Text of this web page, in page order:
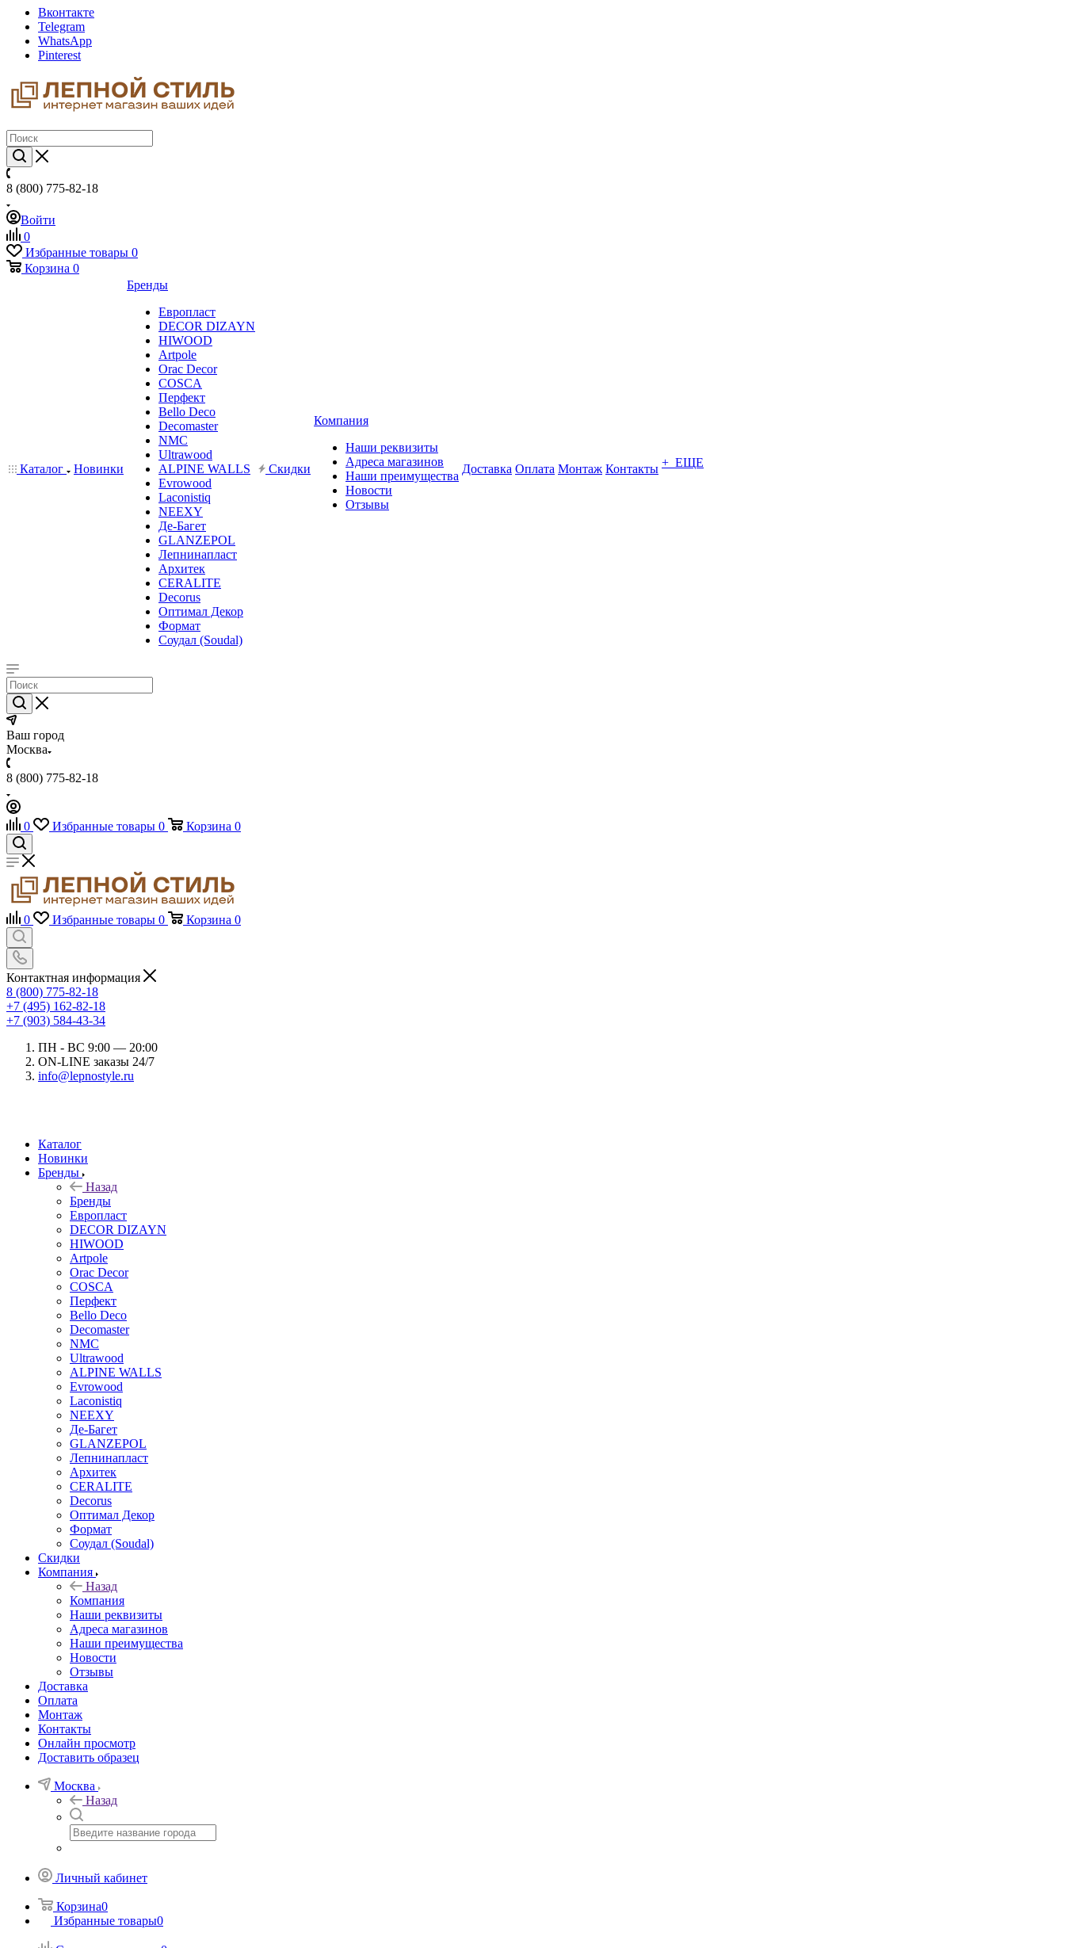
Вконтакте
Telegram
WhatsApp
Pinterest
8 (800) 775-82-18
Войти
0
Избранные товары 0
Корзина 0
Каталог Новинки
Бренды
Европласт
DECOR DIZAYN
HIWOOD
Artpole
Orac Decor
COSCA
Перфект
Bello Deco
Decomaster
NMС
Ultrawood
ALPINE WALLS
Evrowood
Laconistiq
NEEXY
Де-Багет
GLANZEPOL
Лепнинапласт
Архитек
CERALITE
Decorus
Оптимал Декор
Формат
Соудал (Soudal)
Скидки
Компания
Наши реквизиты
Адреса магазинов
Наши преимущества
Новости
Отзывы
Доставка Оплата Монтаж Контакты + ЕЩЕ
Ваш город
Москва
8 (800) 775-82-18
0 Избранные товары 0 Корзина 0
0 Избранные товары 0 Корзина 0
Контактная информация
8 (800) 775-82-18
+7 (495) 162-82-18
+7 (903) 584-43-34
ПН - ВС 9:00 — 20:00
ON-LINE заказы 24/7
info@lepnostyle.ru
Каталог
Новинки
Бренды
Назад
Бренды
Европласт
DECOR DIZAYN
HIWOOD
Artpole
Orac Decor
COSCA
Перфект
Bello Deco
Decomaster
NMС
Ultrawood
ALPINE WALLS
Evrowood
Laconistiq
NEEXY
Де-Багет
GLANZEPOL
Лепнинапласт
Архитек
CERALITE
Decorus
Оптимал Декор
Формат
Соудал (Soudal)
Скидки
Компания
Назад
Компания
Наши реквизиты
Адреса магазинов
Наши преимущества
Новости
Отзывы
Доставка
Оплата
Монтаж
Контакты
Онлайн просмотр
Доставить образец
Москва
Назад
Личный кабинет
Корзина0
Избранные товары0